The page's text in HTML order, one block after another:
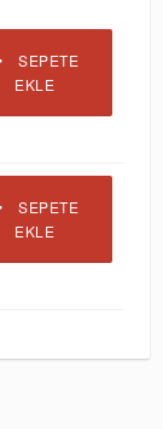
SEPETE
EKLE
SEPETE
EKLE